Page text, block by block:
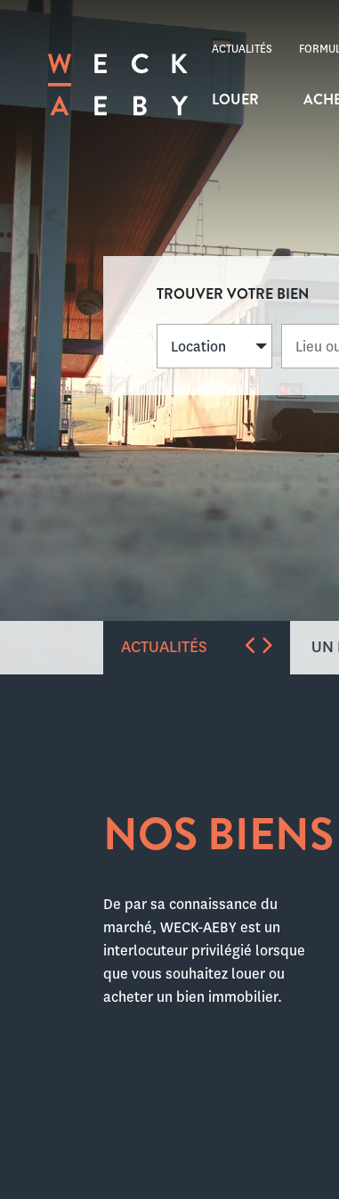
ACTUALITÉS
LOUER
TROUVER VOTRE BIEN
Location
ACTUALITÉS UN
NOS
De par sa connaissance du
marché, WECK-AEBY est un
interlocuteur privilégié lorsque
que vous souhaitez louer ou
acheter un bien immobilier.